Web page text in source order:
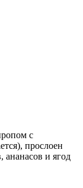
с
прослоен
ананасов и ягод